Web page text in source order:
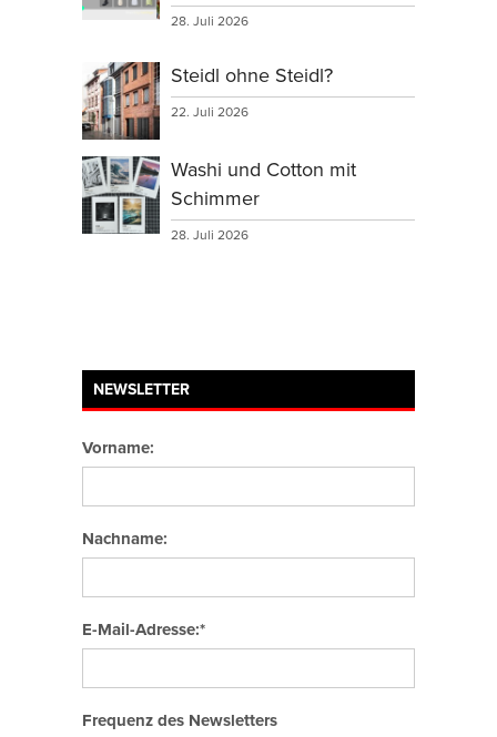
28. Juli 2026
Steidl ohne Steidl?
22. Juli 2026
Washi und Cotton mit
Schimmer
28. Juli 2026
NEWSLETTER
Vorname:
Nachname:
E-Mail-Adresse:*
Frequenz des Newsletters